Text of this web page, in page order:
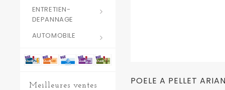
ENTRETIEN-
DEPANNAGE
AUTOMOBILE
Meilleures ventes POELE A PELLET